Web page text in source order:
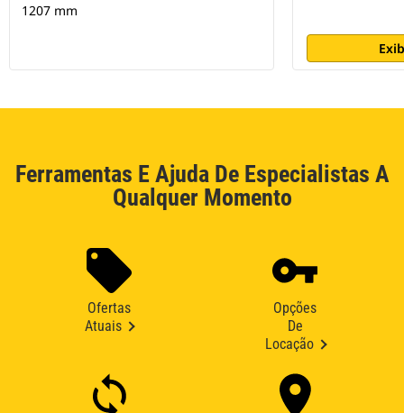
1207 mm
Ferramentas E Ajuda De Especialistas A
Qualquer Momento
Ofertas
Atuais
Opções
De
Locação